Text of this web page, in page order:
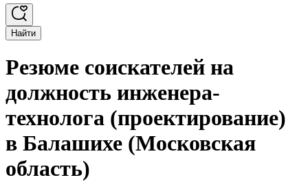
Найти
Резюме соискателей на
должность инженера-
технолога (проектирование)
в Балашихе (Московская
область)